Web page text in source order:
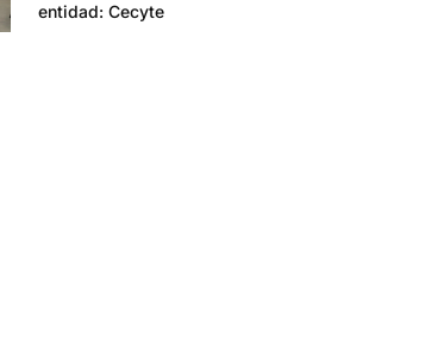
entidad: Cecyte